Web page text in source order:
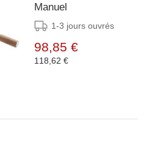
Manuel
1-3 jours ouvrés
98,85 €
118,62 €